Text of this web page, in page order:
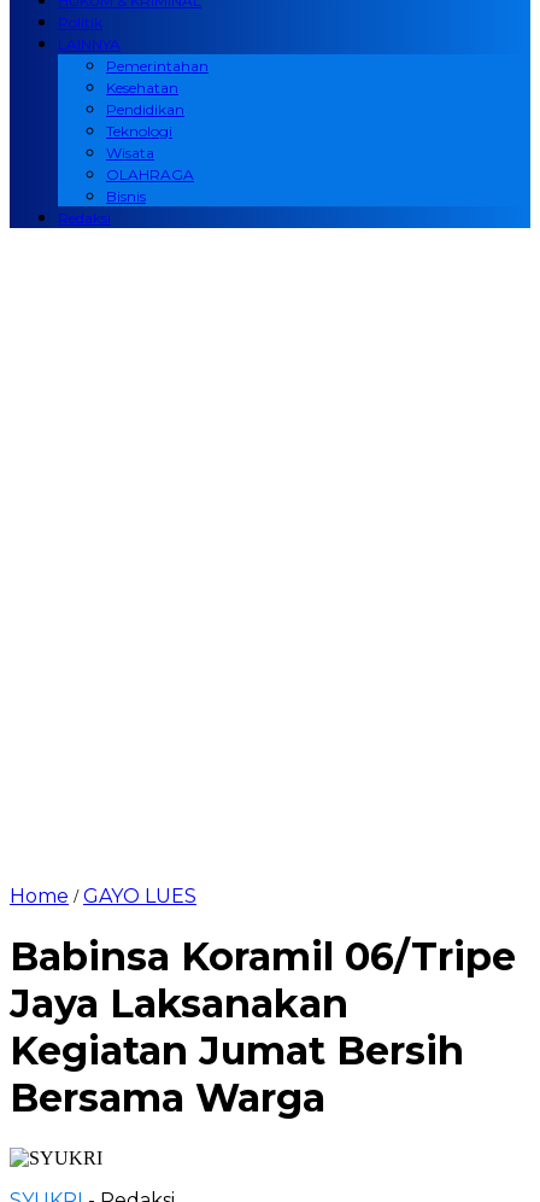
Politik
LAINNYA
Pemerintahan
Kesehatan
Pendidikan
Teknologi
Wisata
OLAHRAGA
Bisnis
Redaksi
Home /GAYO LUES
Babinsa Koramil 06/Tripe
Jaya Laksanakan
Kegiatan Jumat Bersih
Bersama Warga